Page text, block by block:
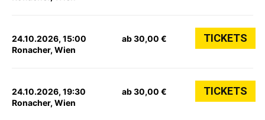
24.10.2026, 15:00
Ronacher, Wien
ab 30,00 € TICKETS
24.10.2026, 19:30
Ronacher, Wien
ab 30,00 € TICKETS